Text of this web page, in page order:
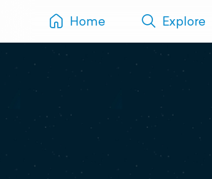
Home Explore